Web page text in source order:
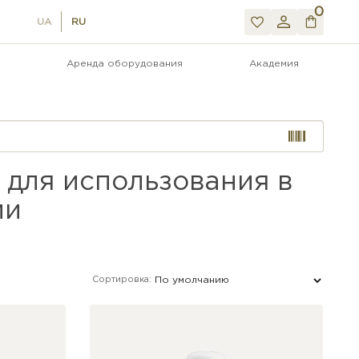
UA RU
0
Аренда оборудования Академия
использования в
Сортировка: